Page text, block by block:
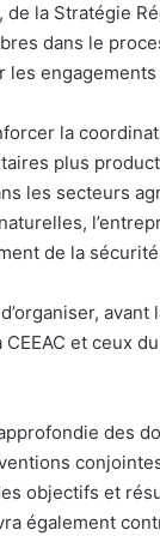
la Stratégie
dans le
la
plus
les secteurs
de la
avant
et ceux
des
objectifs et
également